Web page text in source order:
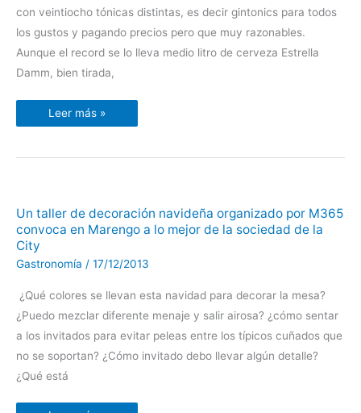
con veintiocho tónicas distintas, es decir gintonics para todos
los gustos y pagando precios pero que muy razonables.
Aunque el record se lo lleva medio litro de cerveza Estrella
Damm, bien tirada,
Leer más »
Un taller de decoración navideña organizado por M365
convoca en Marengo a lo mejor de la sociedad de la
City
Gastronomía / 17/12/2013
¿Qué colores se llevan esta navidad para decorar la mesa?
¿Puedo mezclar diferente menaje y salir airosa? ¿cómo sentar
a los invitados para evitar peleas entre los típicos cuñados que
no se soportan? ¿Cómo invitado debo llevar algún detalle?
¿Qué está
Un
taller
de
organizado
convoca
Marengo
lo
de
sociedad
City